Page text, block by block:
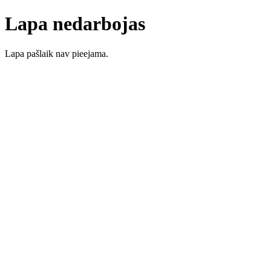
Lapa nedarbojas
Lapa pašlaik nav pieejama.